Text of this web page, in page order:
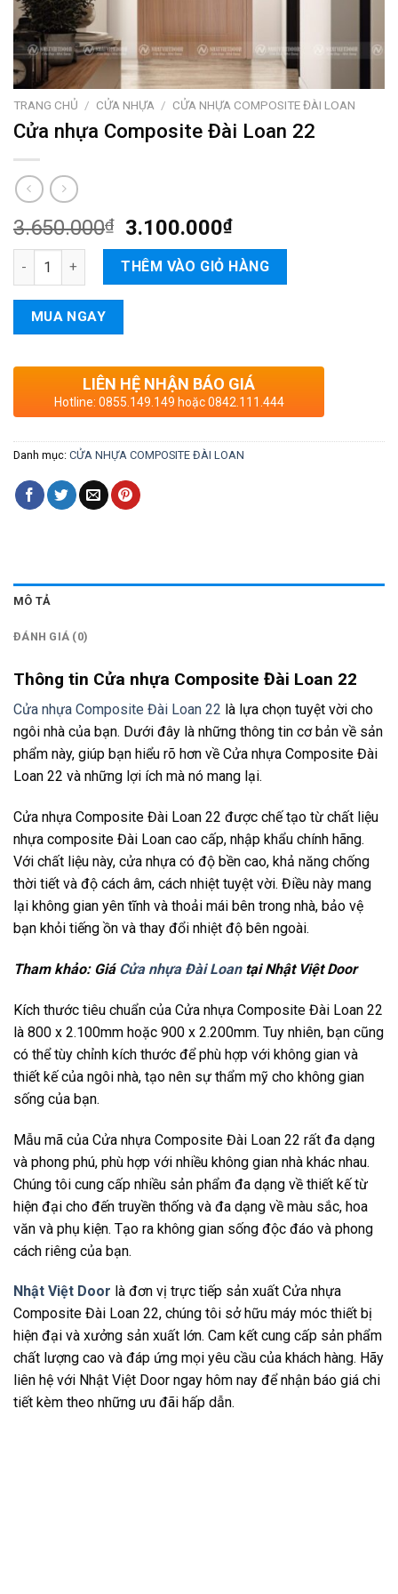
TRANG CHỦ / CỬA NHỰA / CỬA NHỰA COMPOSITE ĐÀI LOAN
Cửa nhựa Composite Đài Loan 22
3.650.000₫ 3.100.000₫
Cửa nhựa Composite Đài Loan 22 số lượng
THÊM VÀO GIỎ HÀNG
MUA NGAY
LIÊN HỆ NHẬN BÁO GIÁ
Hotline: 0855.149.149 hoặc 0842.111.444
Danh mục: CỬA NHỰA COMPOSITE ĐÀI LOAN
MÔ TẢ
ĐÁNH GIÁ (0)
Thông tin Cửa nhựa Composite Đài Loan 22
Cửa nhựa Composite Đài Loan 22 là lựa chọn tuyệt vời cho
ngôi nhà của bạn. Dưới đây là những thông tin cơ bản về sản
phẩm này, giúp bạn hiểu rõ hơn về Cửa nhựa Composite Đài
Loan 22 và những lợi ích mà nó mang lại.
Cửa nhựa Composite Đài Loan 22 được chế tạo từ chất liệu
nhựa composite Đài Loan cao cấp, nhập khẩu chính hãng.
Với chất liệu này, cửa nhựa có độ bền cao, khả năng chống
thời tiết và độ cách âm, cách nhiệt tuyệt vời. Điều này mang
lại không gian yên tĩnh và thoải mái bên trong nhà, bảo vệ
bạn khỏi tiếng ồn và thay đổi nhiệt độ bên ngoài.
Tham khảo: Giá Cửa nhựa Đài Loantại Nhật Việt Door
Kích thước tiêu chuẩn của Cửa nhựa Composite Đài Loan 22
là 800 x 2.100mm hoặc 900 x 2.200mm. Tuy nhiên, bạn cũng
có thể tùy chỉnh kích thước để phù hợp với không gian và
thiết kế của ngôi nhà, tạo nên sự thẩm mỹ cho không gian
sống của bạn.
Mẫu mã của Cửa nhựa Composite Đài Loan 22 rất đa dạng
và phong phú, phù hợp với nhiều không gian nhà khác nhau.
Chúng tôi cung cấp nhiều sản phẩm đa dạng về thiết kế từ
hiện đại cho đến truyền thống và đa dạng về màu sắc, hoa
văn và phụ kiện. Tạo ra không gian sống độc đáo và phong
cách riêng của bạn.
Nhật Việt Door là đơn vị trực tiếp sản xuất Cửa nhựa
Composite Đài Loan 22, chúng tôi sở hữu máy móc thiết bị
hiện đại và xưởng sản xuất lớn. Cam kết cung cấp sản phẩm
chất lượng cao và đáp ứng mọi yêu cầu của khách hàng. Hãy
liên hệ với Nhật Việt Door ngay hôm nay để nhận báo giá chi
tiết kèm theo những ưu đãi hấp dẫn.